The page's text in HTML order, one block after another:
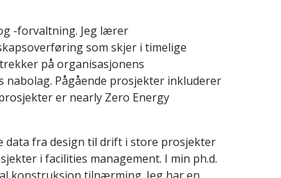
-forvaltning. Jeg lærer
som skjer i timelige
på organisasjonens
Pågående prosjekter inkluderer
er nearly Zero Energy
data fra design til drift i store prosjekter
i facilities management. I min ph.d.